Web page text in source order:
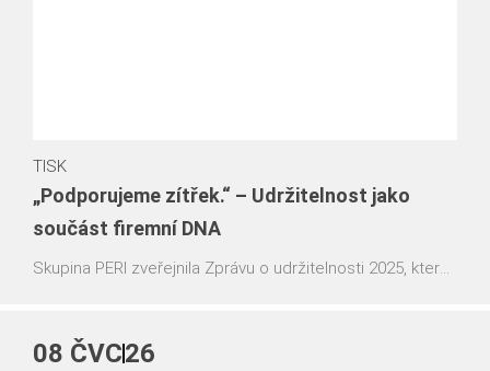
TISK
„Podporujeme zítřek.“ – Udržitelnost jako
součást firemní DNA
Skupina PERI zveřejnila Zprávu o udržitelnosti 2025, která
„Podporujeme zítřek.“ rodinná společnost ukazuje, jak se
08 ČVC26